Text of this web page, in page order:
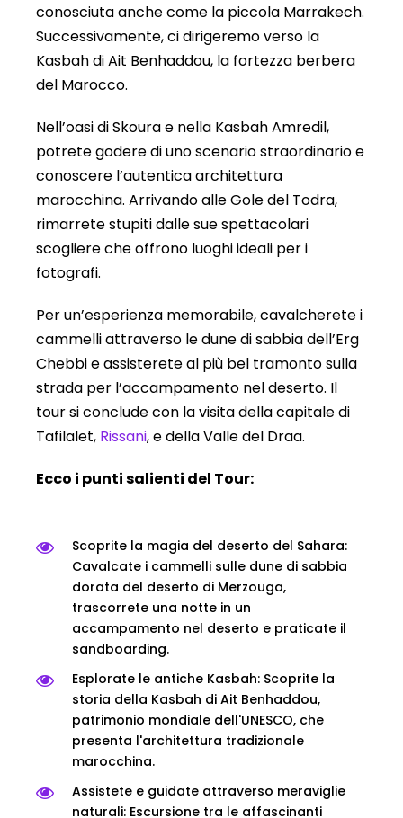
conosciuta anche come la piccola Marrakech.
Successivamente, ci dirigeremo verso la
Kasbah di Ait Benhaddou, la fortezza berbera
del Marocco.
Nell’oasi di Skoura e nella Kasbah Amredil,
potrete godere di uno scenario straordinario e
conoscere l’autentica architettura
marocchina. Arrivando alle Gole del Todra,
rimarrete stupiti dalle sue spettacolari
scogliere che offrono luoghi ideali per i
fotografi.
Per un’esperienza memorabile, cavalcherete i
cammelli attraverso le dune di sabbia dell’Erg
Chebbi e assisterete al più bel tramonto sulla
strada per l’accampamento nel deserto. Il
tour si conclude con la visita della capitale di
Tafilalet, Rissani, e della Valle del Draa.
Ecco i punti salienti del Tour:
Scoprite la magia del deserto del Sahara:
Cavalcate i cammelli sulle dune di sabbia
dorata del deserto di Merzouga,
trascorrete una notte in un
accampamento nel deserto e praticate il
sandboarding.
Esplorate le antiche Kasbah: Scoprite la
storia della Kasbah di Ait Benhaddou,
patrimonio mondiale dell'UNESCO, che
presenta l'architettura tradizionale
marocchina.
Assistete e guidate attraverso meraviglie
naturali: Escursione tra le affascinanti